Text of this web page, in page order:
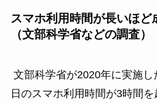
スマホ利用時間が長いほど
（文部科学省などの調査）
文部科学省が2020年に実施
日のスマホ利用時間が3時間